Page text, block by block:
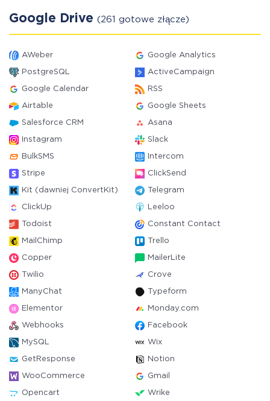
Google Drive (261 gotowe złącze)
AWeber Google Analytics
PostgreSQL ActiveCampaign
Google Calendar RSS
Airtable Google Sheets
Salesforce CRM Asana
Instagram Slack
BulkSMS Intercom
Stripe ClickSend
Kit (dawniej ConvertKit) Telegram
ClickUp Leeloo
Todoist Constant Contact
MailChimp Trello
Copper MailerLite
Twilio Crove
ManyChat Typeform
Elementor Monday.com
Webhooks Facebook
MySQL Wix
GetResponse Notion
WooCommerce Gmail
Opencart Wrike